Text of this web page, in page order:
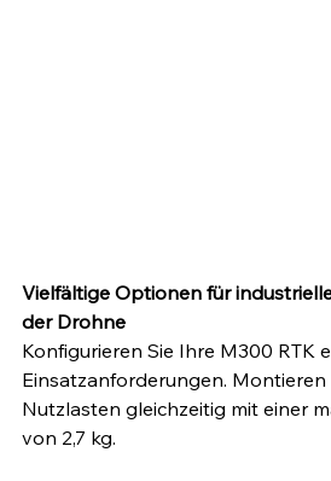
Vielfältige Optionen für
der Drohne
Konfigurieren Sie Ihre M300 RTK
Einsatzanforderungen. Montieren
Nutzlasten gleichzeitig mit einer
von 2,7 kg.